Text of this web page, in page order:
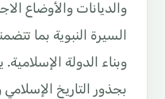
والديانات والأوضاع
السيرة النبوية بما
وبناء الدولة
بجذور التاريخ